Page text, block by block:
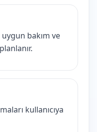
uygun bakım ve
kullanıcıya